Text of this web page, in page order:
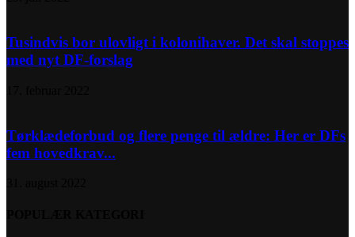
Tusindvis bor ulovligt i kolonihaver. Det skal stoppes
med nyt DF-forslag
Tørklædeforbud og flere penge til ældre: Her er DFs
fem hovedkrav...